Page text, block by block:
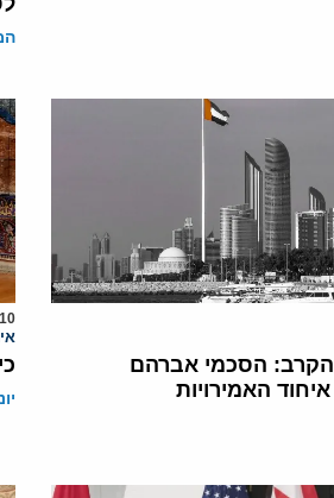
הסכמי אברהם
האמירויות
10 מרץ, 2026